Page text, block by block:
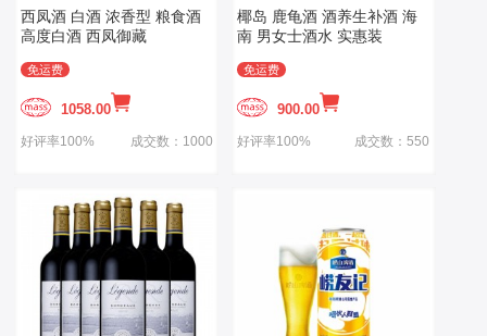
西凤酒 白酒 浓香型 粮食酒
高度白酒 西凤御藏
免运费
1058.00
好评率100% 成交数：1000
椰岛 鹿龟酒 酒养生补酒 海
南 男女士酒水 实惠装
免运费
900.00
好评率100% 成交数：550